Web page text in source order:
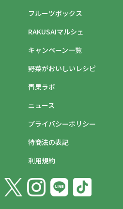
フルーツボックス
RAKUSAIマルシェ
キャンペーン一覧
野菜がおいしいレシピ
青果ラボ
ニュース
プライバシーポリシー
特商法の表記
利用規約